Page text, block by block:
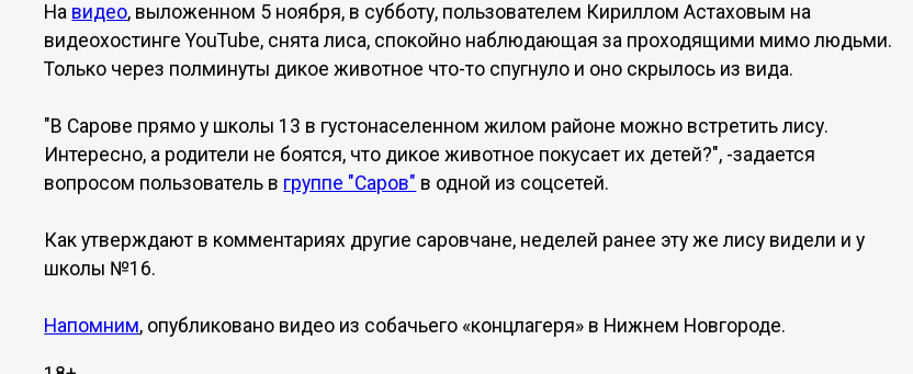
На видео, выложенном 5 ноября, в субботу, пользователем Кириллом Астаховым на
видеохостинге YouTube, снята лиса, спокойно наблюдающая за проходящими мимо людьми.
Только через полминуты дикое животное что-то спугнуло и оно скрылось из вида.
"В Сарове прямо у школы 13 в густонаселенном жилом районе можно встретить лису.
Интересно, а родители не боятся, что дикое животное покусает их детей?", -задается
вопросом пользователь в группе "Саров" в одной из соцсетей.
Как утверждают в комментариях другие саровчане, неделей ранее эту же лису видели и у
школы №16.
Напомним, опубликовано видео из собачьего «концлагеря» в Нижнем Новгороде.